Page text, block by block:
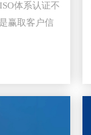
体系认证不
赢取客户信